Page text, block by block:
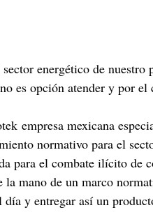
energético de nuestro
es opción atender y por
empresa mexicana
normativo para el
para el combate ilícito de
mano de un marco
día y entregar así un